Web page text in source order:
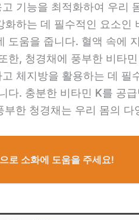
기능을 최적화하여 우리
화하는 데 필수적인 요소
도움을 줍니다. 혈액 속에
한, 청경채에 풍부한 비타
체지방을 활용하는 데
다. 충분한 비타민 K를 공
부한 청경채는 우리 몸의
로 소화에 도움을 주세요!